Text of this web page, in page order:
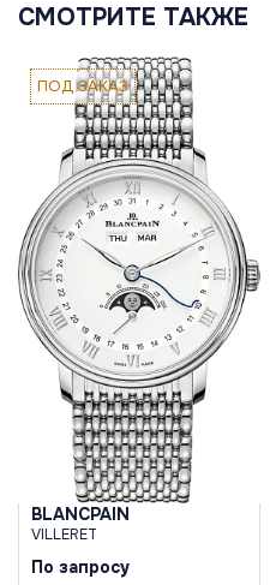
СМОТРИТЕ ТАКЖЕ
ПОД ЗАКАЗ
BLANCPAIN
VILLERET
По запросу